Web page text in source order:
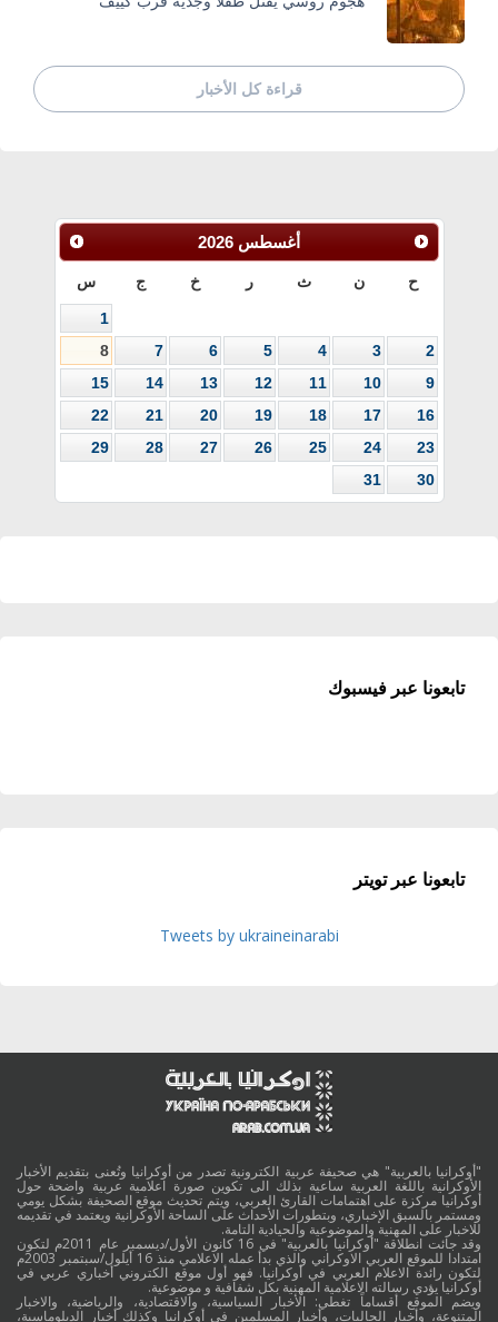
قراءة كل الأخبار
أغسطس 2026
ح ن ث ر خ ج س
1
2
3
4
5
6
7
8
9
10
11
12
13
14
15
16
17
18
19
20
21
22
23
24
25
26
27
28
29
30
31
تابعونا عبر فيسبوك
تابعونا عبر تويتر
Tweets by ukraineinarabi
"أوكرانيا بالعربية" هي صحيفة عربية الكترونية تصدر من أوكرانيا وتُعنى بتقديم الأخبار
الأوكرانية باللغة العربية ساعية بذلك الى تكوين صورة اعلامية عربية واضحة حول
أوكرانيا مركزة على اهتمامات القارئ العربي، ويتم تحديث موقع الصحيفة بشكل يومي
ومستمر بالسبق الإخباري، وبتطورات الأحداث على الساحة الأوكرانية ويعتمد في تقديمه
للاخبار على المهنية والموضوعية والحيادية التامة.
وقد جائت انطلاقة "أوكرانيا بالعربية" في 16 كانون الأول/ديسمبر عام 2011م لتكون
امتدادا للموقع العربي الاوكراني والذي بدأ عمله الاعلامي منذ 16 أيلول/سبتمبر 2003م
لتكون رائدة الاعلام العربي في أوكرانيا. فهو أول موقع الكتروني أخباري عربي في
أوكرانيا يؤدي رسالته الاعلامية المهنية بكل شفافية و موضوعية.
ويضم الموقع أقساماً تغطي: الأخبار السياسية، والاقتصادية، والرياضية، والاخبار
المتنوعة، وأخبار الجاليات، وأخبار المسلمين في أوكرانيا وكذلك أخبار الدبلوماسية،